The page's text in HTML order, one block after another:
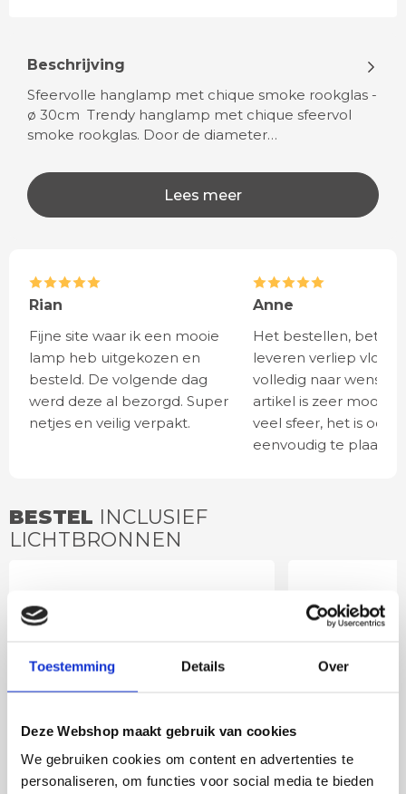
Toestemming Details Over
Deze Webshop maakt gebruik van cookies
We gebruiken cookies om content en advertenties te
personaliseren, om functies voor social media te bieden
Beschrijving
Sfeervolle hanglamp met chique smoke rookglas -
ø 30cm Trendy hanglamp met chique sfeervol
smoke rookglas. Door de diameter…
Lees meer
Rian
Fijne site waar ik een mooie
lamp heb uitgekozen en
besteld. De volgende dag
werd deze al bezorgd. Super
netjes en veilig verpakt.
Anne
Het bestellen,
leveren verliep vlot en
volledig naar wens.
artikel is zeer mooi
veel sfeer, het is ook
eenvoudig te
BESTEL INCLUSIEF
LICHTBRONNEN
LED lamp 6 watt E27
smoke 3-standen
LED
goud 3-